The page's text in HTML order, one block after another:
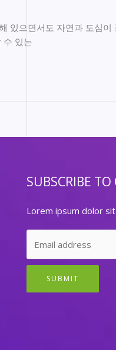
있으면서도 자연과 도심
수 있는
SUBSCRIBE
Lorem ipsum dolor
SUBMIT